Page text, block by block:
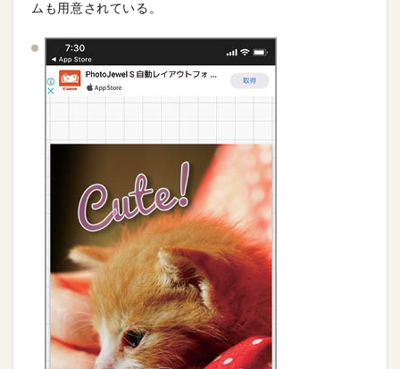
ムも用意されている。